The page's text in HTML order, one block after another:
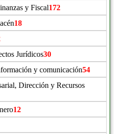
y Fiscal172
18
Jurídicos30
y comunicación54
Dirección y Recursos
12